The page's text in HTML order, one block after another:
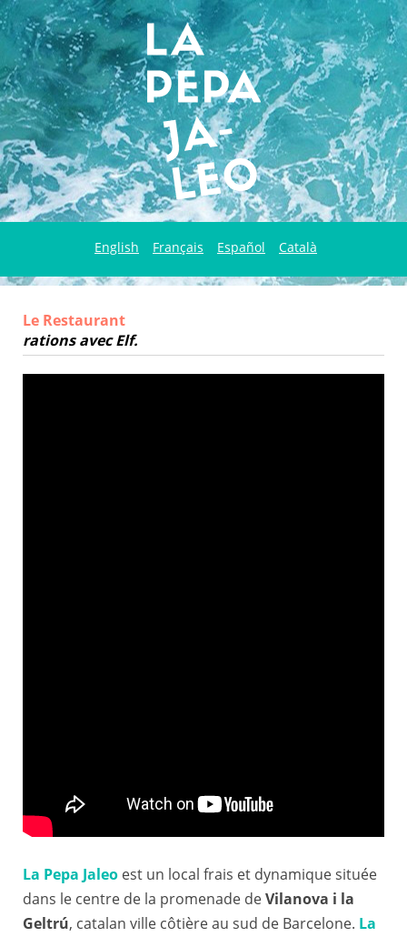
English Français Español Català
Le Restaurant
rations avec Elf.
La Pepa Jaleo est un local frais et dynamique située
dans le centre de la promenade deVilanova i la
Geltrú, catalan ville côtière au sud de Barcelone. La